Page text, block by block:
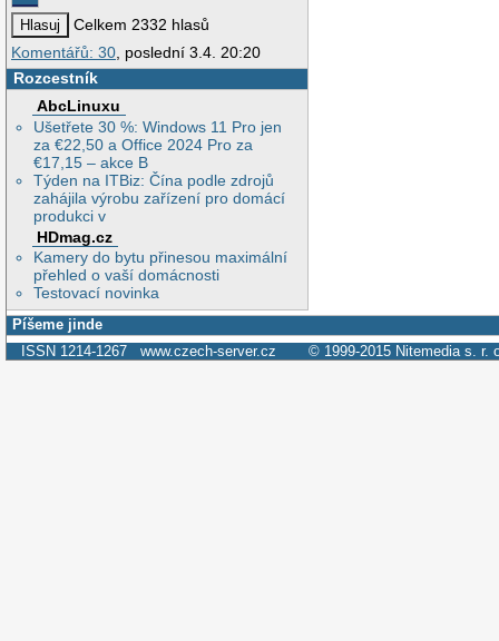
Celkem 2332 hlasů
Komentářů: 30, poslední 3.4. 20:20
Rozcestník
AbcLinuxu
Ušetřete 30 %: Windows 11 Pro jen
za €22,50 a Office 2024 Pro za
€17,15 – akce B
Týden na ITBiz: Čína podle zdrojů
zahájila výrobu zařízení pro domácí
produkci v
HDmag.cz
Kamery do bytu přinesou maximální
přehled o vaší domácnosti
Testovací novinka
Píšeme jinde
ISSN 1214-1267 www.czech-server.cz © 1999-2015 Nitemedia s. r.